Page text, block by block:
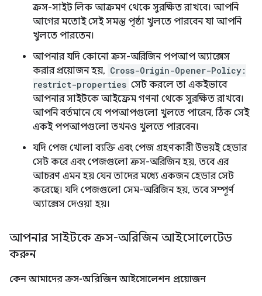
ক্রস-সাইট লিক আক্রমণ থেকে সুরক্ষিত রাখবে। আপনি
আগের মতোই সেই সমস্ত পৃষ্ঠা খুলতে পারবেন যা আপনি
খুলতে পারতেন।
আপনার যদি কোনো ক্রস-অরিজিন পপআপ অ্যাক্সেস
করার প্রয়োজন হয়, Cross-Origin-Opener-Policy:
restrict-properties সেট করলে তা একইভাবে
আপনার সাইটকে আইফ্রেম গণনা থেকে সুরক্ষিত রাখবে।
আপনি বর্তমানে যে পপআপগুলো খুলতে পারেন, ঠিক সেই
একই পপআপগুলো তখনও খুলতে পারবেন।
যদি পেজ খোলা ব্যক্তি এবং পেজ গ্রহণকারী উভয়ই হেডার
সেট করে এবং পেজগুলো ক্রস-অরিজিন হয়, তবে এর
আচরণ এমন হয় যেন তাদের মধ্যে একজন হেডার সেট
করেছে। যদি পেজগুলো সেম-অরিজিন হয়, তবে সম্পূর্ণ
অ্যাক্সেস দেওয়া হয়।
আপনার সাইটকে ক্রস-অরিজিন আইসোলেটেড
করুন
কেন আমাদের ক্রস-অরিজিন আইসোলেশন প্রয়োজন